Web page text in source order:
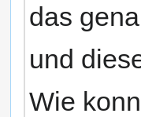
das
und
Wie